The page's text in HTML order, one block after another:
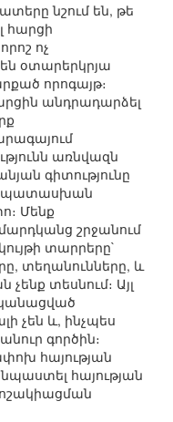
նշում են, թե
հարցի
ոչ
օտարերկրյա
որոգայթ։
անդրադարձել
առնվազն
գիտությունը
Մենք
շրջանում
տարրերը`
տեղանունները, և
տեսնում։ Այլ
չեն և, ինչպես
գործին։
հայության
նպաստել հայության